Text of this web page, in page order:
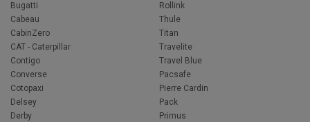
Bugatti
Cabeau
CabinZero
CAT - Caterpillar
Contigo
Converse
Cotopaxi
Delsey
Derby
Rollink
Thule
Titan
Travelite
Travel Blue
Pacsafe
Pierre Cardin
Pack
Primus